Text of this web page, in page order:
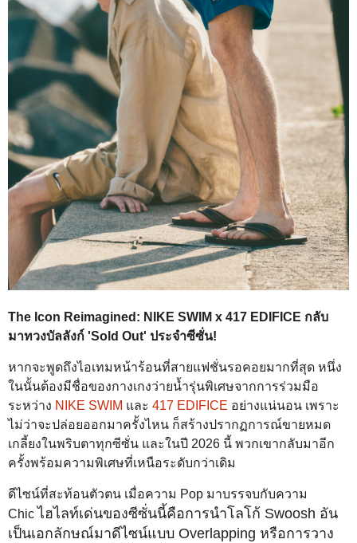
The Icon Reimagined: NIKE SWIM x 417 EDIFICE กลับ
มาทวงบัลลังก์ 'Sold Out' ประจำซีซั่น!
หากจะพูดถึงไอเทมหน้าร้อนที่สายแฟชั่นรอคอยมากที่สุด หนึ่ง
ในนั้นต้องมีชื่อของกางเกงว่ายน้ำรุ่นพิเศษจากการร่วมมือ
ระหว่าง NIKE SWIM และ 417 EDIFICE อย่างแน่นอน เพราะ
ไม่ว่าจะปล่อยออกมาครั้งไหน ก็สร้างปรากฏการณ์ขายหมด
เกลี้ยงในพริบตาทุกซีซั่น และในปี 2026 นี้ พวกเขากลับมาอีก
ครั้งพร้อมความพิเศษที่เหนือระดับกว่าเดิม
ดีไซน์ที่สะท้อนตัวตน เมื่อความ Pop มาบรรจบกับความ
Chic ไฮไลท์เด่นของซีซั่นนี้คือการนำโลโก้ Swoosh อัน
เป็นเอกลักษณ์มาดีไซน์แบบ Overlapping หรือการวาง